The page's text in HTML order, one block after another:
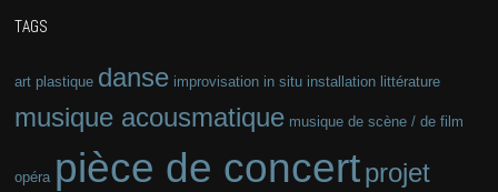
TAGS
art plastique danse improvisation in situ installation littérature
musique acousmatique musique de scène / de film
opéra pièce de concertprojet